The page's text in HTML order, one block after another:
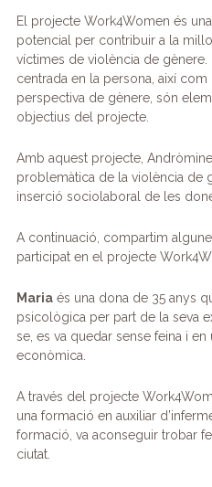
El projecte Work4Women és
potencial per contribuir a la
víctimes de violència de
centrada en la persona, així
perspectiva de gènere, són
objectius del projecte.
Amb aquest projecte,
problemàtica de la violència de
inserció sociolaboral de les
A continuació, compartim
participat en el projecte
Mariaés una dona de 35 anys
psicològica per part de la seva
se, es va quedar sense feina i
econòmica.
A través del projecte
una formació en auxiliar
formació, va aconseguir trobar
ciutat.